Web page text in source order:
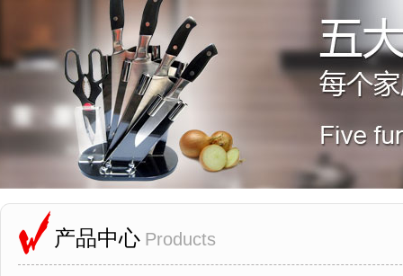
产品中心 Products